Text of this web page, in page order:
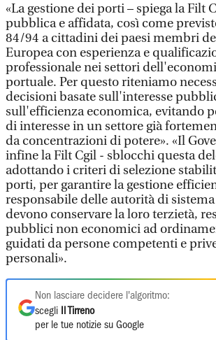
«La gestione dei porti – spiega la Filt
pubblica e affidata, così come
84/94 a cittadini dei paesi membri
Europea con esperienza e
professionale nei settori
portuale. Per questo riteniamo
decisioni basate sull'interesse
sull'efficienza economica, evitando
di interesse in un settore già
da concentrazioni di potere». «Il
infine la Filt Cgil - sblocchi questa
adottando i criteri di selezione
porti, per garantire la gestione
responsabile delle autorità di
devono conservare la loro terzietà,
pubblici non economici ad
guidati da persone competenti e
personali».
Non lasciare decidere l'algoritmo:
scegli
Il Tirreno
per le tue notizie su Google